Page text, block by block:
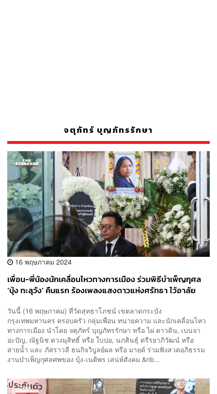
จตุภัทร์ บุญภัทรรักษา
16 พฤษภาคม 2024
เพื่อน-พี่น้องนักเคลื่อนไหวทางการเมือง ร่วมพิธีบำเพ็ญกุศล
‘บุ้ง ทะลุวัง’ คืนแรก ร้องเพลงแสงดาวแห่งศรัทธา ไว้อาลัย
วันนี้ (16 พฤษภาคม) ที่วัดสุทธาโภชน์ เขตลาดกระบัง
กรุงเทพมหานคร ครอบครัว กลุ่มเพื่อน ทนายความ และนักเคลื่อนไหว
ทางการเมือง นำโดย จตุภัทร์ บุญภัทรรักษา หรือ ไผ่ ดาวดิน, เบนจา
อะปัญ, ณัฐนิช ดวงมุสิทธิ์ หรือ ใบปอ, นภสินธุ์ ตรีรยาภิวัฒน์ หรือ
สายน้ำ และ ภัสราวลี ธนกิจวิบูลย์ผล หรือ มายด์ ร่วมฟังสวดอภิธรรม
งานบำเพ็ญกุศลศพของ บุ้ง-เนติพร เสน่ห์สังคม &nb...